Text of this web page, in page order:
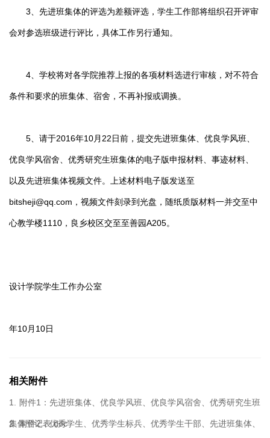
3、先进班集体的评选为差额评选，学生工作部将组织召开评审
会对参选班级进行评比，具体工作另行通知。
4、学校将对各学院推荐上报的各项材料选进行审核，对不符合
条件和要求的班集体、宿舍，不再补报或调换。
5、请于2016年10月22日前，提交先进班集体、优良学风班、
优良学风宿舍、优秀研究生班集体的电子版申报材料、事迹材料、
以及先进班集体视频文件。上述材料电子版发送至
bitsheji@qq.com ，视频文件刻录到光盘，随纸质版材料一并交至中
心教学楼1110，良乡校区交至至善园A205。
设计学院学生工作办公室
年10月10日
相关附件
1. 附件1：先进班集体、优良学风班、优良学风宿舍、优秀研究生班
集体登记表.doc
2. 附件2：优秀学生、优秀学生标兵、优秀学生干部、先进班集体、